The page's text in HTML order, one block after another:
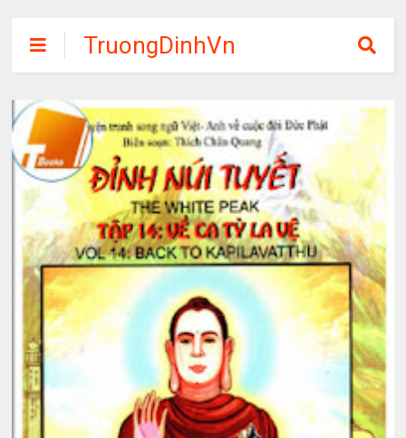
TruongDinhVn
Chia sẽ ebook,
các khóa học,
phần mềm học
tập miễn phí